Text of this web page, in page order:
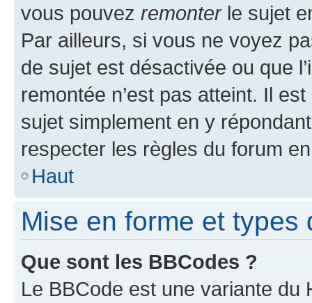
vous pouvez remonterle sujet
Par ailleurs, si vous ne voyez
de sujet est désactivée ou que
remontée n’est pas atteint. Il
sujet simplement en y
respecter les règles du forum
Haut
Mise en forme et types
Que sont les BBCodes ?
Le BBCode est une variante du